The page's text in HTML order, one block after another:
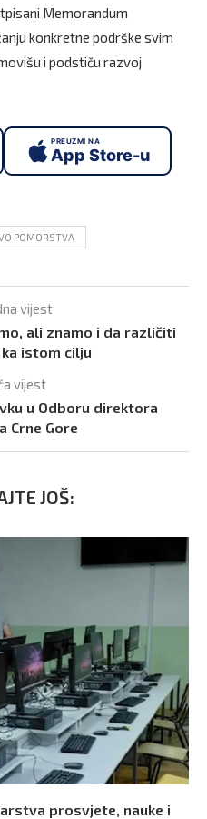
Memorandum
konkretne podrške svim
i podstiču razvoj
PREUZMI NA
App Store-u
POMORSTVA
vijest
ali znamo i da različiti
istom cilju
vijest
u Odboru direktora
Crne Gore
JOŠ:
prosvjete, nauke i